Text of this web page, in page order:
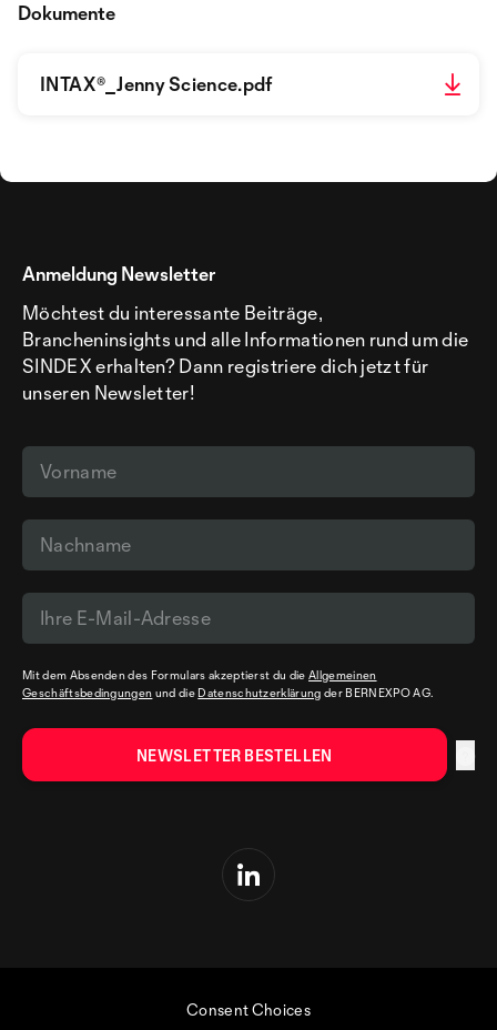
Dokumente
INTAX®_Jenny Science.pdf
Anmeldung Newsletter
Möchtest du interessante Beiträge,
Brancheninsights und alle Informationen rund um die
SINDEX erhalten? Dann registriere dich jetzt für
unseren Newsletter!
Mit dem Absenden des Formulars akzeptierst du dieAllgemeinen
Geschäftsbedingungen und die Datenschutzerklärung der BERNEXPO AG.
Consent Choices